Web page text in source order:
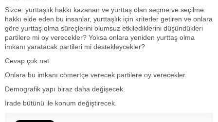
Sizce yurttaşlık hakkı kazanan ve yurttaş olan seçme ve seçilme
hakkı elde eden bu insanlar, yurttaşlık için kriterler getiren ve onlara
göre yurttaş olma süreçlerini olumsuz etkilediklerini düşündükleri
partilere mi oy verecekler? Yoksa onlara yeniden yurttaş olma
imkanı yaratacak partileri mi destekleycekler?
Cevap çok net.
Onlara bu imkanı cömertçe verecek partilere oy verecekler.
Demografik yapı biraz daha değişecek.
İrade bütünü ile konum değiştirecek.